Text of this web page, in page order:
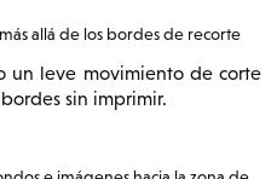
allá de los bordes de recorte
un leve movimiento de corte
sin imprimir.